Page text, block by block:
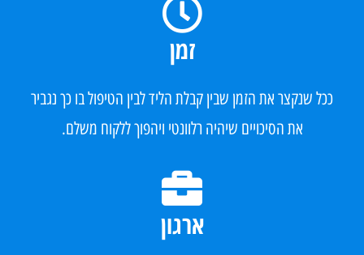
זמן
ככל שנקצר את הזמן שבין קבלת הליד לבין הטיפול בו כך נגביר
את הסיכויים שיהיה רלוונטי ויהפוך ללקוח משלם.​
ארגון